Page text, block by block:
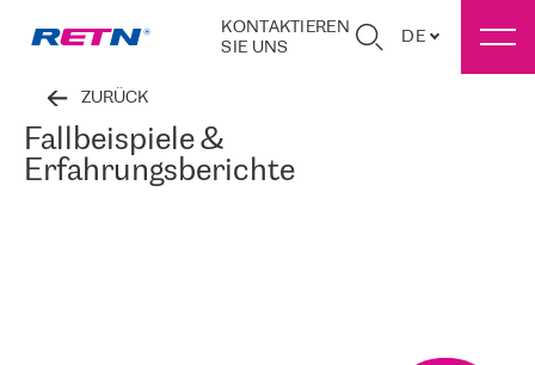
KONTAKTIEREN
SIE UNS
DE
ZURÜCK
Fallbeispiele &
Erfahrungsberichte